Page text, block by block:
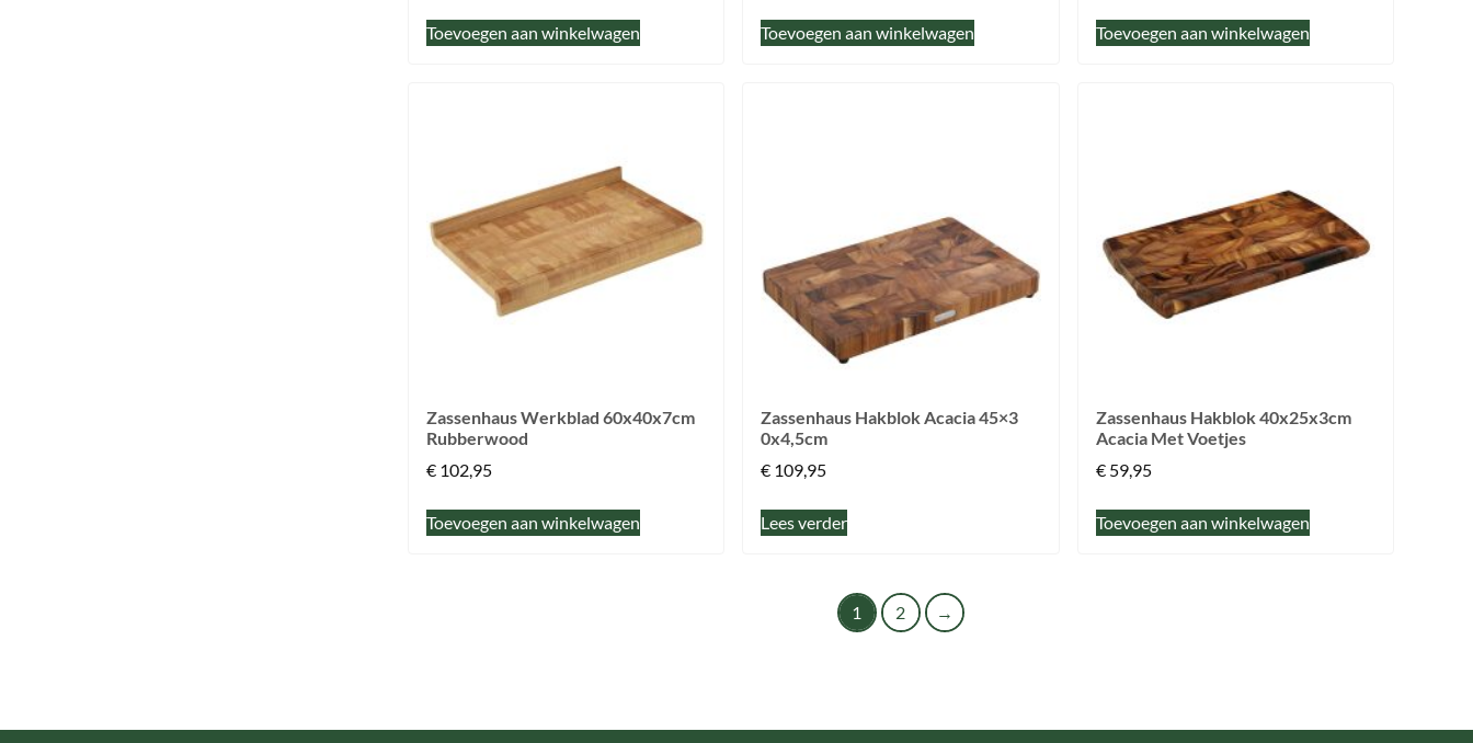
Toevoegen aan winkelwagen Toevoegen aan winkelwagen Toevoegen aan winkelwagen
Zassenhaus Werkblad 60x40x7cm
Rubberwood
€ 102,95
Toevoegen aan winkelwagen
Zassenhaus Hakblok Acacia 45×3
0x4,5cm
€ 109,95
Lees verder
Zassenhaus Hakblok 40x25x3cm
Acacia Met Voetjes
€59,95
Toevoegen aan winkelwagen
1 2 →